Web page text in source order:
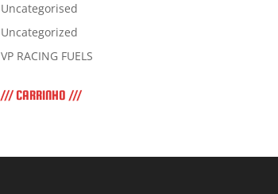
Uncategorised
Uncategorized
VP RACING FUELS
/// CARRINHO ///